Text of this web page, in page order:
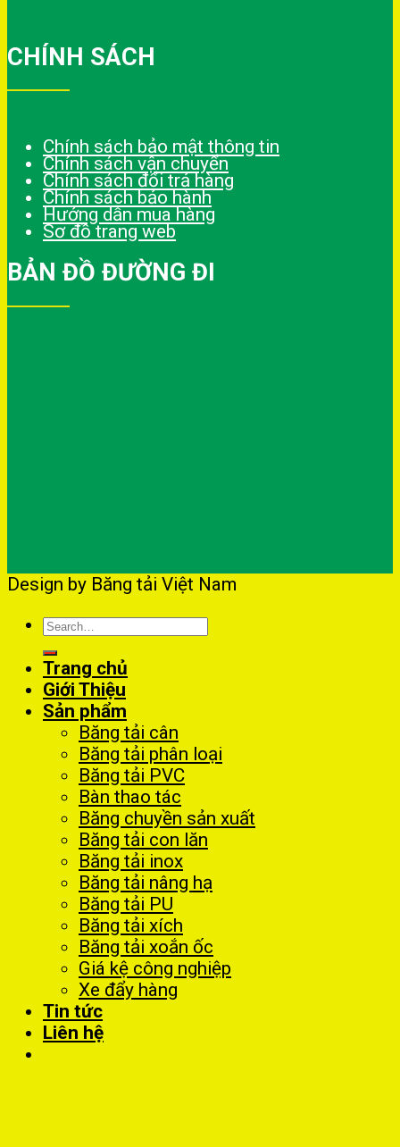
CHÍNH SÁCH
Chính sách bảo mật thông tin
Chính sách vận chuyển
Chính sách đổi trả hàng
Chính sách bảo hành
Hướng dẫn mua hàng
Sơ đồ trang web
BẢN ĐỒ ĐƯỜNG ĐI
Design by Băng tải Việt Nam
Search
Trang chủ
Giới Thiệu
Sản phẩm
Băng tải cân
Băng tải phân loại
Băng tải PVC
Bàn thao tác
Băng chuyền sản xuất
Băng tải con lăn
Băng tải inox
Băng tải nâng hạ
Băng tải PU
Băng tải xích
Băng tải xoắn ốc
Giá kệ công nghiệp
Xe đẩy hàng
Tin tức
Liên hệ